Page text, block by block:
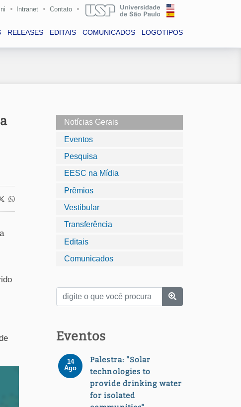
Intranet Contato
RELEASES EDITAIS COMUNICADOS LOGOTIPOS
Notícias Gerais
Eventos
Pesquisa
EESC na Mídia
Prêmios
Vestibular
Transferência
Editais
Comunicados
Eventos
14
Ago
Palestra: "Solar
technologies to
provide drinking water
for isolated